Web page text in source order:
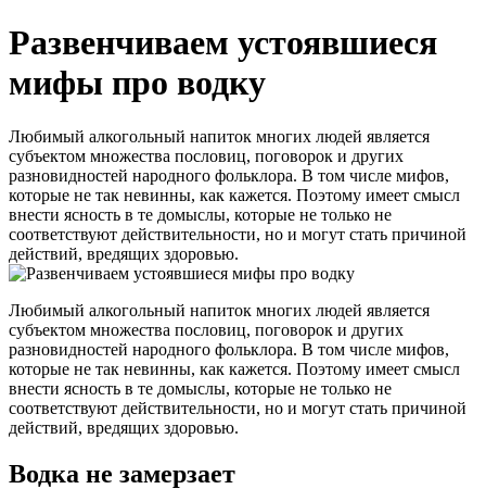
Развенчиваем устоявшиеся
мифы про водку
Любимый алкогольный напиток многих людей является
субъектом множества пословиц, поговорок и других
разновидностей народного фольклора. В том числе мифов,
которые не так невинны, как кажется. Поэтому имеет смысл
внести ясность в те домыслы, которые не только не
соответствуют действительности, но и могут стать причиной
действий, вредящих здоровью.
Любимый алкогольный напиток многих людей является
субъектом множества пословиц, поговорок и других
разновидностей народного фольклора. В том числе мифов,
которые не так невинны, как кажется. Поэтому имеет смысл
внести ясность в те домыслы, которые не только не
соответствуют действительности, но и могут стать причиной
действий, вредящих здоровью.
Водка не замерзает